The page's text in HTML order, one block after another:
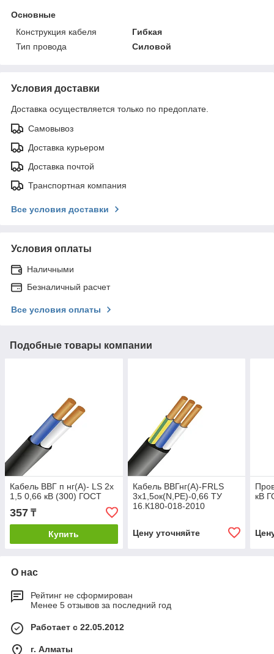
Основные
Конструкция кабеля
Гибкая
Тип провода
Силовой
Условия доставки
Доставка осуществляется только по предоплате.
Самовывоз
Доставка курьером
Доставка почтой
Транспортная компания
Все условия доставки
Условия оплаты
Наличными
Безналичный расчет
Все условия оплаты
Подобные товары компании
Кабель ВВГ п нг(А)- LS 2х
1,5 0,66 кВ (300) ГОСТ
357 ₸
Купить
Кабель ВВГнг(А)-FRLS
3х1,5ок(N,PE)-0,66 ТУ
16.К180-018-2010
Цену уточняйте
кВ
О нас
Рейтинг не сформирован
Менее 5 отзывов за последний год
Работает с 22.05.2012
г. Алматы